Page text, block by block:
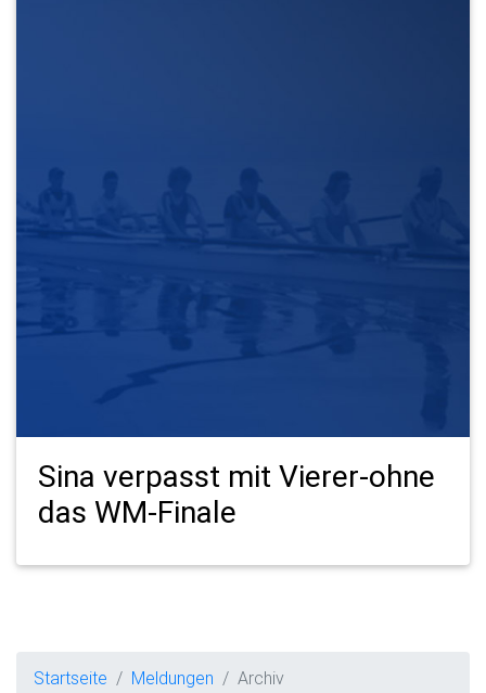
Sina verpasst mit Vierer-ohne
das WM-Finale
Startseite Meldungen Archiv